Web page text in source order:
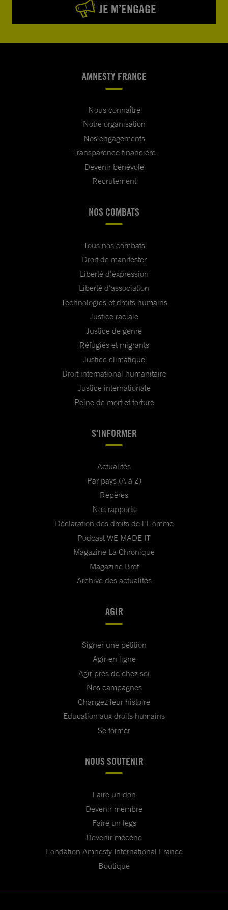
JE M’ENGAGE
AMNESTY FRANCE
Nous connaître
Notre organisation
Nos engagements
Transparence financière
Devenir bénévole
Recrutement
NOS COMBATS
Tous nos combats
Droit de manifester
Liberté d'expression
Liberté d'association
Technologies et droits humains
Justice raciale
Justice de genre
Réfugiés et migrants
Justice climatique
Droit international humanitaire
Justice internationale
Peine de mort et torture
S'INFORMER
Actualités
Par pays (A à Z)
Repères
Nos rapports
Déclaration des droits de l'Homme
Podcast WE MADE IT
Magazine La Chronique
Magazine Bref
Archive des actualités
AGIR
Signer une pétition
Agir en ligne
Agir près de chez soi
Nos campagnes
Changez leur histoire
Education aux droits humains
Se former
NOUS SOUTENIR
Faire un don
Devenir membre
Faire un legs
Devenir mécène
Fondation Amnesty International France
Boutique